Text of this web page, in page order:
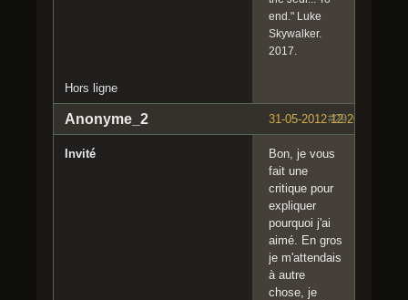
end." Luke
Skywalker.
2017.
Hors ligne
#29
31-05-2012 12:20:17
Anonyme_2
Invité
Bon, je vous
fait une
critique pour
expliquer
pourquoi j'ai
aimé. En gros
je m'attendais
à autre
chose, je